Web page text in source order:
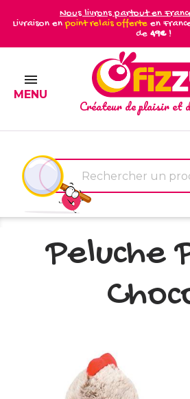
Nous livrons partout en
Livraison enpoint relais offerteen
de 49€!

MENU
Créateur de plaisir et
Peluche